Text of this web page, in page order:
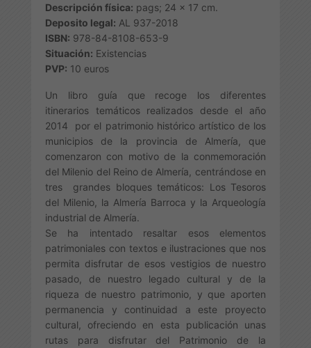
Descripción física: pags; 24 x 17 cm.
Deposito legal: AL 937-2018
ISBN: 978-84-8108-653-9
Situación: Existencias
PVP: 10 euros
Un libro guía que recoge los diferentes
itinerarios temáticos realizados desde el año
2014 por el patrimonio histórico artístico de los
municipios de la provincia de Almería, que
comenzaron con motivo de la conmemoración
del Milenio del Reino de Almería, centrándose en
tres grandes bloques temáticos: Los Tesoros
del Milenio, la Almería Barroca y la Arqueología
industrial de Almería.
Se ha intentado resaltar esos elementos
patrimoniales con textos e ilustraciones que nos
permita disfrutar de esos vestigios de nuestro
pasado, de nuestro legado cultural y de la
riqueza de nuestro patrimonio, y que aporten
permanencia y continuidad a este proyecto
cultural, ofreciendo en esta publicación unas
rutas para disfrutar del Patrimonio de la